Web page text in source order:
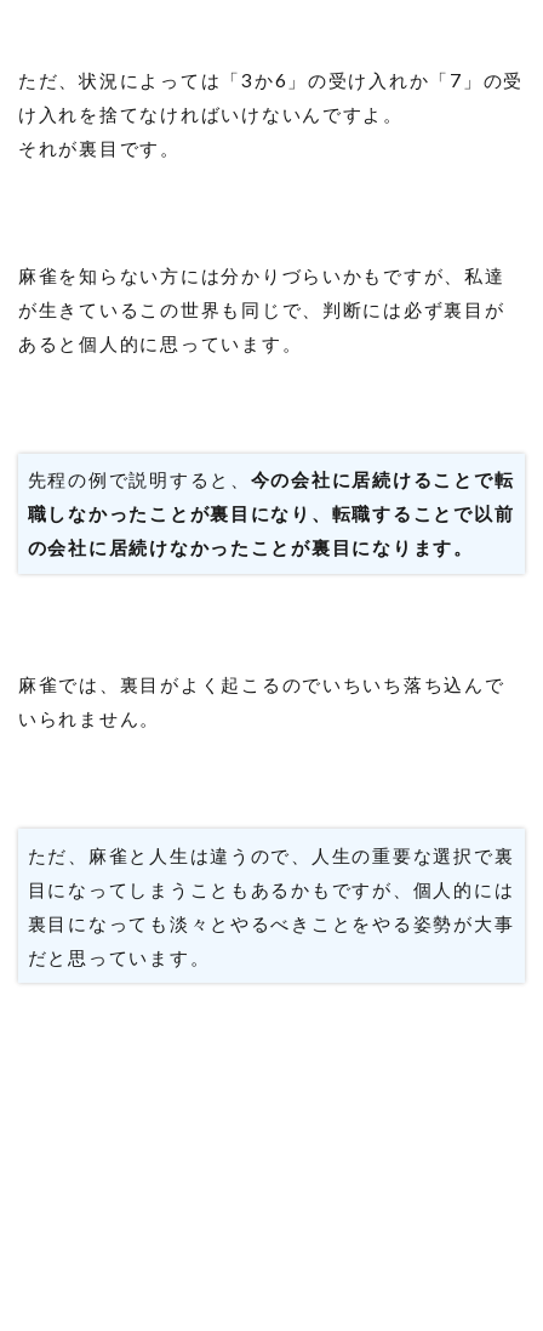
ただ、状況によっては「3か6」の受け入れか「7」の受
け入れを捨てなければいけないんですよ。
それが裏目です。
麻雀を知らない方には分かりづらいかもですが、私達
が生きているこの世界も同じで、判断には必ず裏目が
あると個人的に思っています。
先程の例で説明すると、 今の会社に居続けることで転
職しなかったことが裏目になり、転職することで以前
の会社に居続けなかったことが裏目になります。
麻雀では、裏目がよく起こるのでいちいち落ち込んで
いられません。
ただ、麻雀と人生は違うので、人生の重要な選択で裏
目になってしまうこともあるかもですが、個人的には
裏目になっても淡々とやるべきことをやる姿勢が大事
だと思っています。